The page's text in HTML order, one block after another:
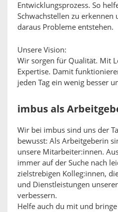
Entwicklungsprozess. So
Schwachstellen zu erkennen
daraus Probleme entstehen.
Unsere Vision:
Wir sorgen für Qualität. Mit
Expertise. Damit
jeden Tag ein wenig besser
imbus als
Wir bei imbus sind uns der
bewusst: Als Arbeitgeberin
unsere Mitarbeiter:innen.
immer auf der Suche nach
zielstrebigen Kolleg:innen,
und Dienstleistungen
verbessern.
Helfe auch du mit und